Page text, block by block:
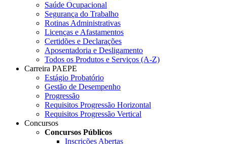
Saúde Ocupacional
Segurança do Trabalho
Rotinas Administrativas
Licenças e Afastamentos
Certidões e Declarações
Aposentadoria e Desligamento
Todos os Produtos e Serviços (A-Z)
Carreira PAEPE
Estágio Probatório
Gestão de Desempenho
Progressão
Requisitos Progressão Horizontal
Requisitos Progressão Vertical
Concursos
Concursos Públicos
Inscrições Abertas